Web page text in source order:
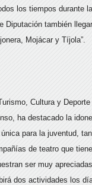
los tiempos durante
Diputación también
Mojácar y Tíjola”.
Cultura y
ha destacado la
para la juventud,
de teatro que
ser muy
dos actividades los